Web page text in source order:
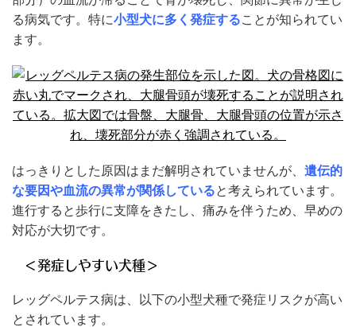
る病気です。特に小型犬に多く発症することが知られてい
ます。
はっきりとした原因はまだ解明されていませんが、 遺伝的
な要因や血流の異常が関係していると考えられています。
進行すると歩行に支障をきたし、痛みを伴うため、早めの
対応が大切です。
＜発症しやすい犬種＞
レッグペルテス病は、以下の小型犬種で発症リスクが高い
とされています。